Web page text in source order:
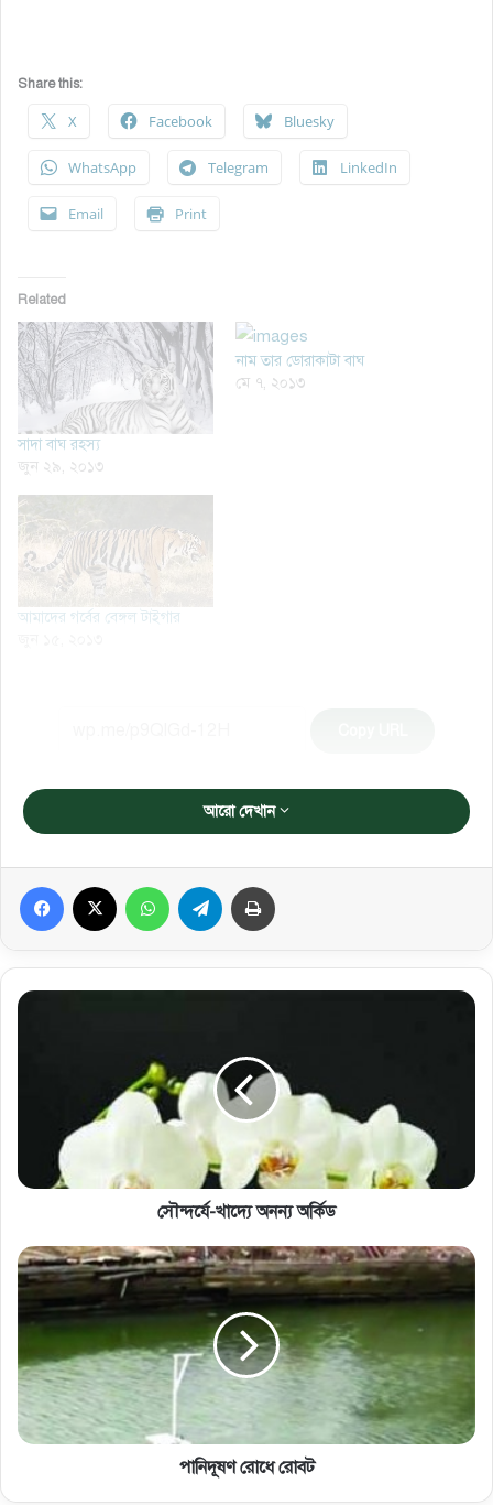
Share this:
X Facebook Bluesky
WhatsApp Telegram LinkedIn
Email Print
Related
সাদা বাঘ রহস্য
জুন ২৯, ২০১৩
নাম তার ডোরাকাটা বাঘ
মে ৭, ২০১৩
আমাদের গর্বের বেঙ্গল টাইগার
আরো দেখান
সৌন্দর্যে-খাদ্যে অনন্য অর্কিড
পানিদূষণ রোধে রোবট